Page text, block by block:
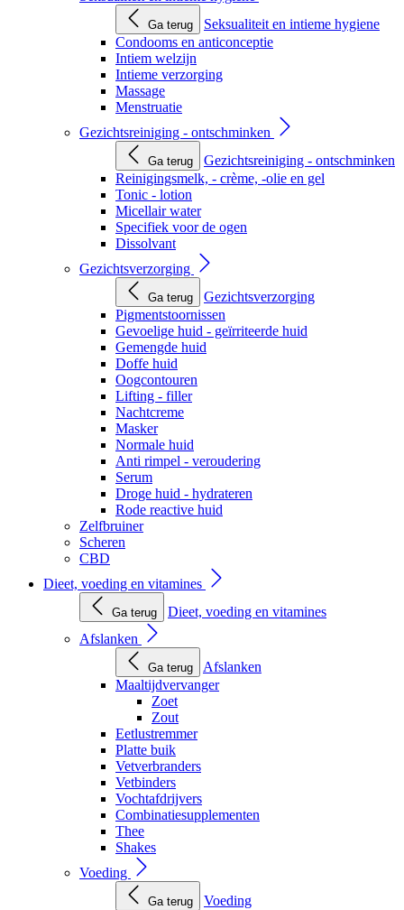
Ga terug
Seksualiteit en intieme hygiene
Condooms en anticonceptie
Intiem welzijn
Intieme verzorging
Massage
Menstruatie
Gezichtsreiniging - ontschminken
Ga terug
Gezichtsreiniging - ontschminken
Reinigingsmelk, - crème, -olie en gel
Tonic - lotion
Micellair water
Specifiek voor de ogen
Dissolvant
Gezichtsverzorging
Ga terug
Gezichtsverzorging
Pigmentstoornissen
Gevoelige huid - geïrriteerde huid
Gemengde huid
Doffe huid
Oogcontouren
Lifting - filler
Nachtcreme
Masker
Normale huid
Anti rimpel - veroudering
Serum
Droge huid - hydrateren
Rode reactive huid
Zelfbruiner
Scheren
CBD
Dieet, voeding en vitamines
Ga terug
Dieet, voeding en vitamines
Afslanken
Ga terug
Afslanken
Maaltijdvervanger
Zoet
Zout
Eetlustremmer
Platte buik
Vetverbranders
Vetbinders
Vochtafdrijvers
Combinatiesupplementen
Thee
Shakes
Voeding
Ga terug
Voeding